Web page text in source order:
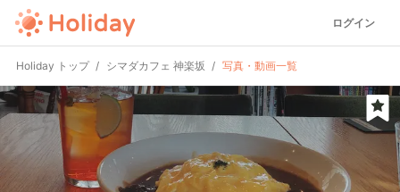
ログイン
Holiday トップ シマダカフェ 神楽坂 写真・動画一覧